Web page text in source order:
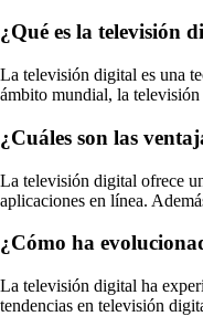
¿Qué es la televisión
La televisión digital es una
ámbito mundial, la
¿Cuáles son las
La televisión digital ofrece
aplicaciones en línea.
¿Cómo ha
La televisión digital ha
tendencias en televisión